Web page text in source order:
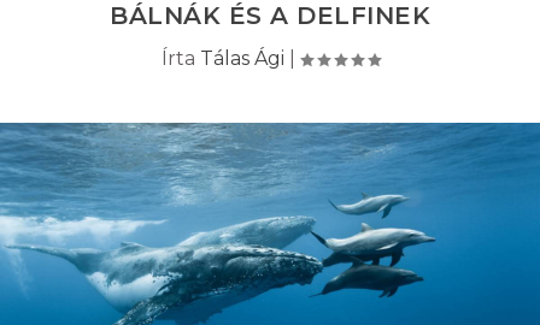
BÁLNÁK ÉS A DELFINEK
Írta Tálas Ági